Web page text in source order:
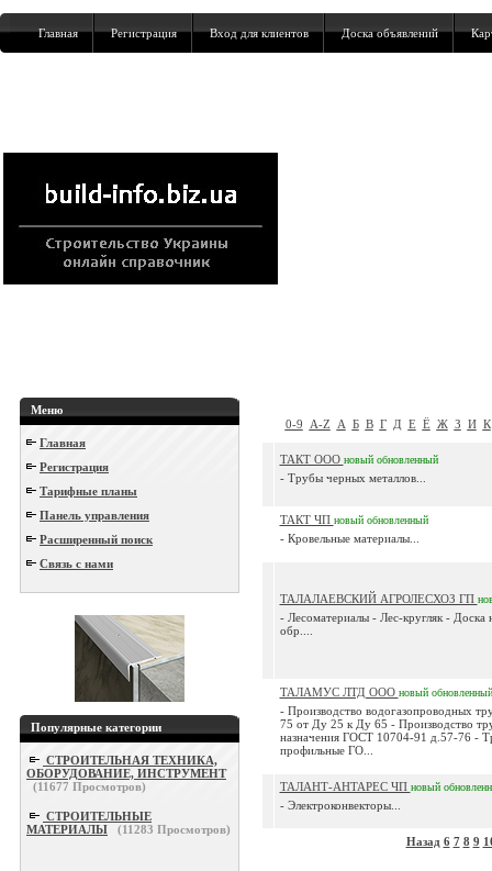
Главная Регистрация Вход для клиентов Доска объявлений
Меню
Главная
Регистрация
Тарифные планы
Панель управления
Расширенный поиск
Связь с нами
Популярные категории
СТРОИТЕЛЬНАЯ ТЕХНИКА,
ОБОРУДОВАНИЕ, ИНСТРУМЕНТ
(11677 Просмотров)
СТРОИТЕЛЬНЫЕ
МАТЕРИАЛЫ
(11283 Просмотров)
0-9 A-Z А Б В Г Д Е Ё Ж З И К
ТАКТ ООО новый обновленный
- Трубы черных металлов...
ТАКТ ЧП новый обновленный
- Кровельные материалы...
ТАЛАЛАЕВСКИЙ АГРОЛЕСХОЗ ГП
- Лесоматериалы - Лес-кругляк - Доска
обр....
ТАЛАМУС ЛТД ООО новый обновленный
- Производство водогазопроводных
75 от Ду 25 к Ду 65 - Производство
назначения ГОСТ 10704-91 д.57-76 -
профильные ГО...
ТАЛАНТ-АНТАРЕС ЧП новый
- Электроконвекторы...
Назад 6 7 8 9